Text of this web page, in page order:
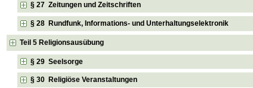
§ 27 Zeitungen und Zeitschriften
§ 28 Rundfunk, Informations- und Unterhaltungselektronik
Teil 5 Religionsausübung
§ 29 Seelsorge
§ 30 Religiöse Veranstaltungen